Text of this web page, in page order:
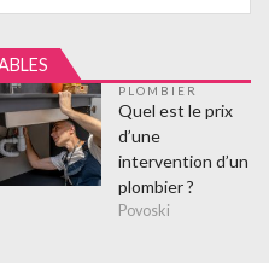
PLOMBIER
Quel est le prix
d’une
intervention d’un
plombier ?
Povoski